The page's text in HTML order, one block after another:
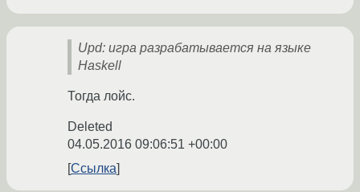
Upd: игра разрабатывается на языке
Haskell
Тогда лойс.
Deleted
04.05.2016 09:06:51 +00:00
Ссылка